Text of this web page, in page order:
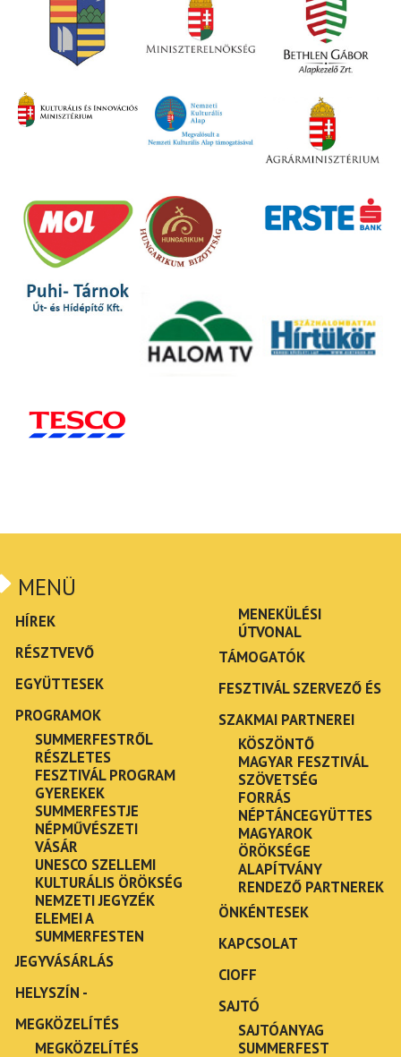
MENÜ
HÍREK
RÉSZTVEVŐ
EGYÜTTESEK
PROGRAMOK
SUMMERFESTRŐL
RÉSZLETES
FESZTIVÁL PROGRAM
GYEREKEK
SUMMERFESTJE
NÉPMŰVÉSZETI
VÁSÁR
UNESCO SZELLEMI
KULTURÁLIS ÖRÖKSÉG
NEMZETI JEGYZÉK
ELEMEI A
SUMMERFESTEN
JEGYVÁSÁRLÁS
HELYSZÍN -
MEGKÖZELÍTÉS
MEGKÖZELÍTÉS
MENEKÜLÉSI
ÚTVONAL
TÁMOGATÓK
FESZTIVÁL SZERVEZŐ ÉS
SZAKMAI PARTNEREI
KÖSZÖNTŐ
MAGYAR FESZTIVÁL
SZÖVETSÉG
FORRÁS
NÉPTÁNCEGYÜTTES
MAGYAROK
ÖRÖKSÉGE
ALAPÍTVÁNY
RENDEZŐ PARTNEREK
ÖNKÉNTESEK
KAPCSOLAT
CIOFF
SAJTÓ
SAJTÓANYAG
SUMMERFEST